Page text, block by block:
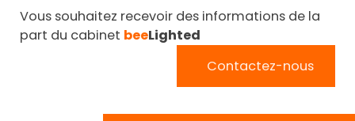
Vous souhaitez recevoir des informations de la
part du cabinet beeLighted
Contactez-nous